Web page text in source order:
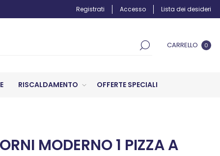
Registrati Accesso Lista dei desideri
CARRELLO 0
RISCALDAMENTO OFFERTE SPECIALI
MODERNO 1 PIZZA A